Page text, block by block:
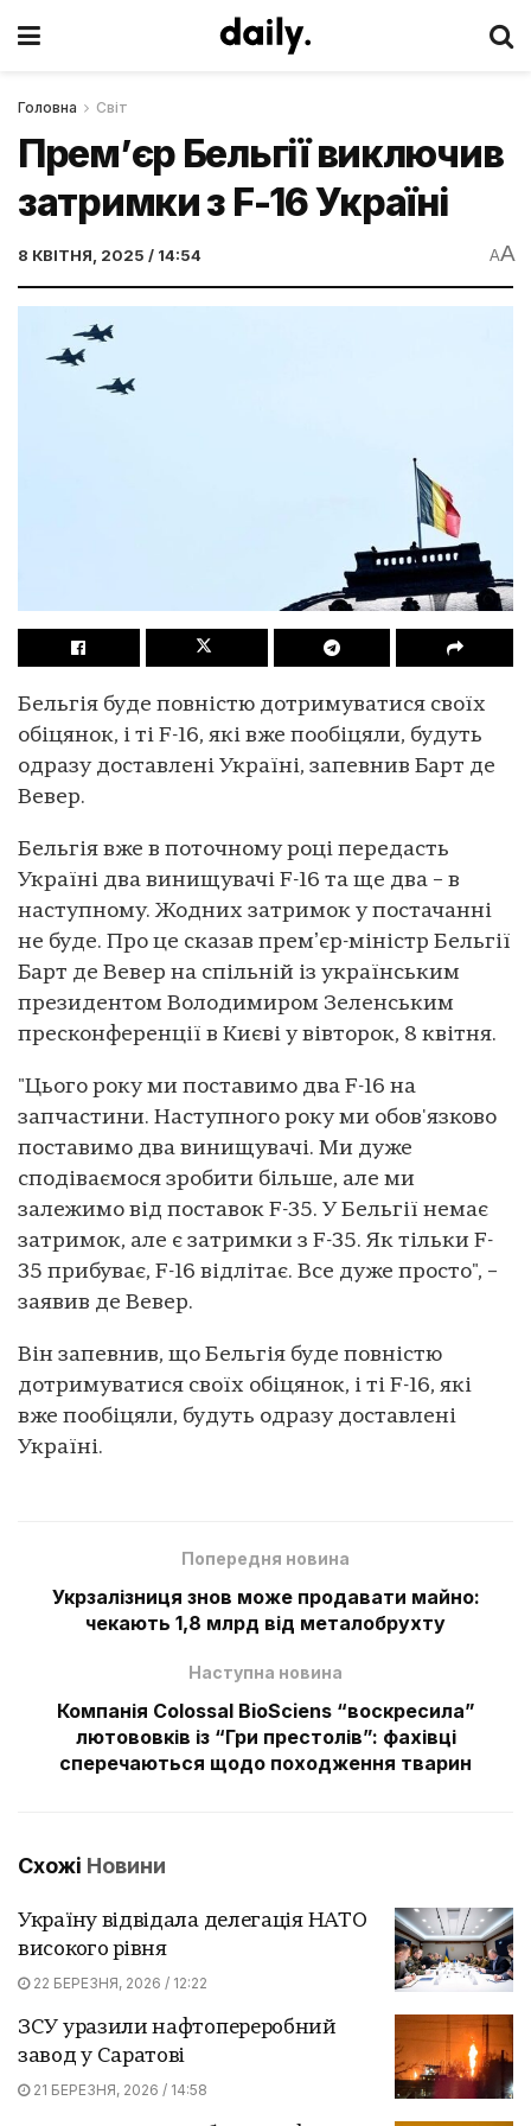
Головна Світ
Прем’єр Бельгії виключив
затримки з F-16 Україні
8 КВІТНЯ, 2025 / 14:54 AA
Бельгія буде повністю дотримуватися своїх
обіцянок, і ті F-16, які вже пообіцяли, будуть
одразу доставлені Україні, запевнив Барт де
Вевер.
Бельгія вже в поточному році передасть
Україні два винищувачі F-16 та ще два – в
наступному. Жодних затримок у постачанні
не буде. Про це сказав премʼєр-міністр Бельгії
Барт де Вевер на спільній із українським
президентом Володимиром Зеленським
пресконференції в Києві у вівторок, 8 квітня.
"Цього року ми поставимо два F-16 на
запчастини. Наступного року ми обов'язково
поставимо два винищувачі. Ми дуже
сподіваємося зробити більше, але ми
залежимо від поставок F-35. У Бельгії немає
затримок, але є затримки з F-35. Як тільки F-
35 прибуває, F-16 відлітає. Все дуже просто", –
заявив де Вевер.
Він запевнив, що Бельгія буде повністю
дотримуватися своїх обіцянок, і ті F-16, які
вже пообіцяли, будуть одразу доставлені
Україні.
Попередня новина
Укрзалізниця знов може продавати майно:
чекають 1,8 млрд від металобрухту
Наступна новина
Компанія Colossal BioSciens “воскресила”
лютововків із “Гри престолів”: фахівці
сперечаються щодо походження тварин
Схожі Новини
Україну відвідала делегація НАТО
високого рівня
22 БЕРЕЗНЯ, 2026 / 12:22
ЗСУ уразили нафтопереробний
завод у Саратові
21 БЕРЕЗНЯ, 2026 / 14:58